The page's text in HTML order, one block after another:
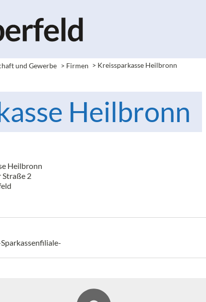
und Gewerbe > Firmen > Kreissparkasse Heilbronn
Heilbronn
Heilbronn
Straße 2